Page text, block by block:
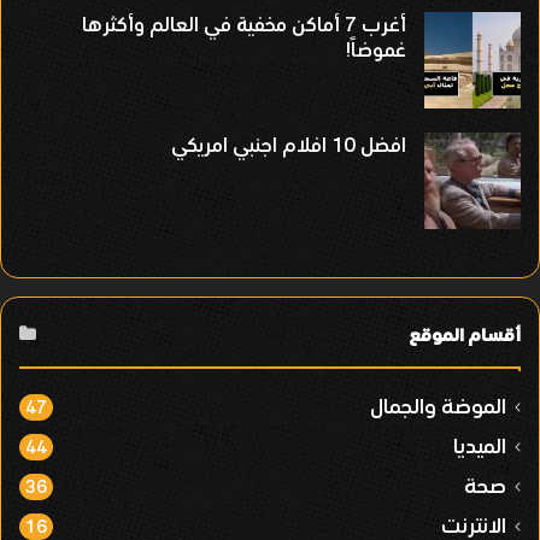
أغرب 7 أماكن مخفية في العالم وأكثرها
غموضاً!
افضل 10 افلام اجنبي امريكي
أقسام الموقع
الموضة والجمال 47
الميديا 44
صحة 36
الانترنت 16